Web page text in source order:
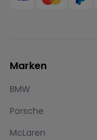
Marken
BMW
Porsche
McLaren